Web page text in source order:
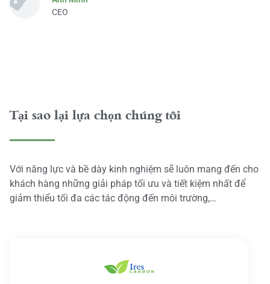
CEO
Tại sao lại lựa chọn chúng tôi
Với năng lực và bề dày kinh nghiệm sẽ luôn mang đến cho
khách hàng những giải pháp tối ưu và tiết kiệm nhất để
giảm thiểu tối đa các tác động đến môi trường,…